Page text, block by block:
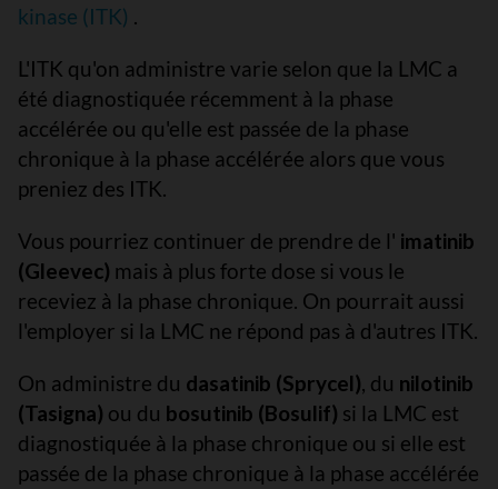
kinase (ITK) .
L'ITK qu'on administre varie selon que la LMC a
été diagnostiquée récemment à la phase
accélérée ou qu'elle est passée de la phase
chronique à la phase accélérée alors que vous
preniez des ITK.
Vous pourriez continuer de prendre de l' imatinib
(Gleevec) mais à plus forte dose si vous le
receviez à la phase chronique. On pourrait aussi
l'employer si la LMC ne répond pas à d'autres ITK.
On administre du dasatinib (Sprycel), du nilotinib
(Tasigna) ou du bosutinib (Bosulif) si la LMC est
diagnostiquée à la phase chronique ou si elle est
passée de la phase chronique à la phase accélérée